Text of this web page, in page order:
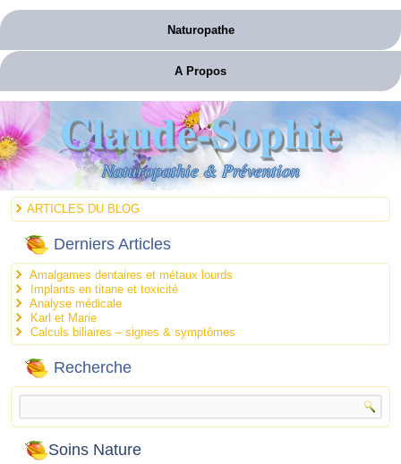
Naturopathe
A Propos
Claude-Sophie
Naturopathie & Prévention
ARTICLES DU BLOG
Derniers Articles
Amalgames dentaires et métaux lourds
Implants en titane et toxicité
Analyse médicale
Karl et Marie
Calculs biliaires – signes & symptômes
Recherche
Soins Nature